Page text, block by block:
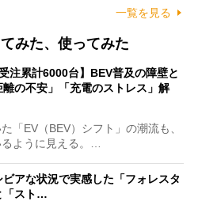
一覧を見る
みた、使ってみた
注累計6000台】BEV普及の障壁と
の不安」「充電のストレス」解
「EV（BEV）シフト」の潮流も、
ように見える。…
ビアな状況で実感した「フォレスタ
「スト…